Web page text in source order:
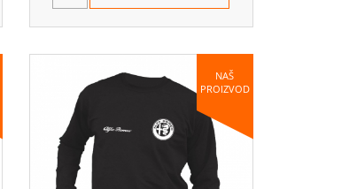
NAŠ
PROIZVOD